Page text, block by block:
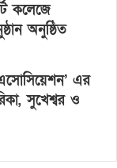
কলেজে
অনুষ্ঠিত
এর
সুখেশ্বর ও